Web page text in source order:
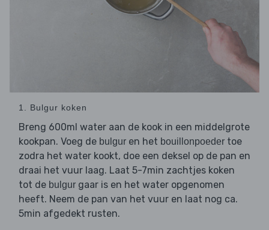
1. Bulgur koken
Breng 600ml water aan de kook in een middelgrote
kookpan. Voeg de bulgur en het bouillonpoeder toe
zodra het water kookt, doe een deksel op de pan en
draai het vuur laag. Laat 5-7min zachtjes koken
tot de bulgur gaar is en het water opgenomen
heeft. Neem de pan van het vuur en laat nog ca.
5min afgedekt rusten.